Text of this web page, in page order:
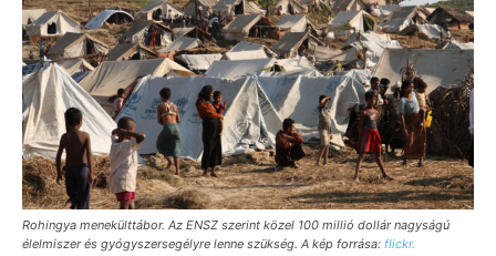
Rohingya menekülttábor. Az ENSZ szerint közel 100 millió dollár nagyságú
élelmiszer és gyógyszersegélyre lenne szükség. A kép forrása: flickr.